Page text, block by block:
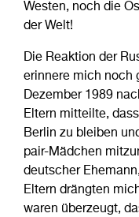
Westen, noch die
der Welt!
Die Reaktion der
erinnere mich noch
Dezember 1989
Eltern mitteilte,
Berlin zu bleiben
pair-Mädchen
deutscher
Eltern drängten
waren überzeugt,